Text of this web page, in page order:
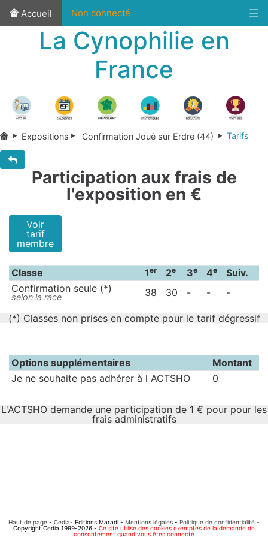
Accueil Non connecté
La Cynophilie en
France
Expositions Confirmation Joué sur Erdre (44) Tarifs
Participation aux frais de
l'exposition en €
Voir
tarif
membre
Classe 1er 2e 3e 4e
Suiv.
Confirmation seule (*)
selon la race 38 30 - - -
(*) Classes non prises en compte pour le tarif dégressif
Options supplémentaires
Montant
Je ne souhaite pas adhérer à l ACTSHO
0
L'ACTSHO demande une participation de 1 € pour pour les
frais administratifs
Haut de page - Cedia- Editions Maradi - Mentions légales - Politique de confidentialité -
Copyright Cedia 1999-2026 - Ce site utilise des cookies exemptés de la demande de
consentement quand vous êtes connecté